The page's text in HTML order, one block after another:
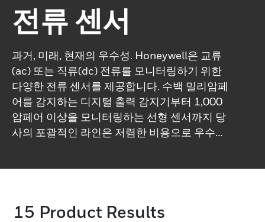
전류 센서
과거, 미래, 현재의 우수성. Honeywell은 교류
(ac) 또는 직류(dc) 전류를 모니터링하기 위한
다양한 전류 센서를 제공합니다. 수백 밀리암페
어를 감지하는 디지털 출력 감지기부터 1,000
암페어 이상을 모니터링하는 선형 센서까지 당
사의 포괄적인 라인은 저렴한 비용으로 우수한
손실조정 가능한 성능 및 내장된 온도 보상으로
15 Product Results